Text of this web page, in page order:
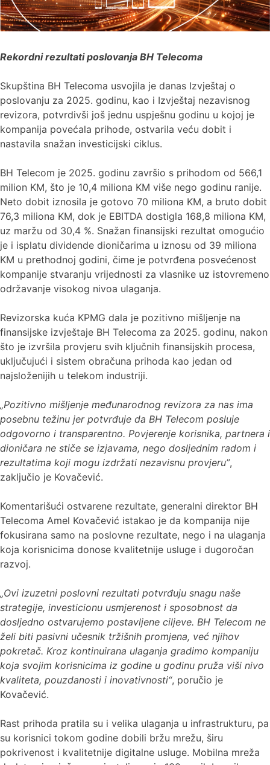
Rekordni rezultati poslovanja BH Telecoma
Skupština BH Telecoma usvojila je danas Izvještaj o
poslovanju za 2025. godinu, kao i Izvještaj nezavisnog
revizora, potvrdivši još jednu uspješnu godinu u kojoj je
kompanija povećala prihode, ostvarila veću dobit i
nastavila snažan investicijski ciklus.
BH Telecom je 2025. godinu završio s prihodom od 566,1
milion KM, što je 10,4 miliona KM više nego godinu ranije.
Neto dobit iznosila je gotovo 70 miliona KM, a bruto dobit
76,3 miliona KM, dok je EBITDA dostigla 168,8 miliona KM,
uz maržu od 30,4 %. Snažan finansijski rezultat omogućio
je i isplatu dividende dioničarima u iznosu od 39 miliona
KM u prethodnoj godini, čime je potvrđena posvećenost
kompanije stvaranju vrijednosti za vlasnike uz istovremeno
održavanje visokog nivoa ulaganja.
Revizorska kuća KPMG dala je pozitivno mišljenje na
finansijske izvještaje BH Telecoma za 2025. godinu, nakon
što je izvršila provjeru svih ključnih finansijskih procesa,
uključujući i sistem obračuna prihoda kao jedan od
najsloženijih u telekom industriji.
„Pozitivno mišljenje međunarodnog revizora za nas ima
posebnu težinu jer potvrđuje da BH Telecom posluje
odgovorno i transparentno. Povjerenje korisnika, partnera i
dioničara ne stiče se izjavama, nego dosljednim radom i
rezultatima koji mogu izdržati nezavisnu provjeru”,
zaključio je Kovačević.
Komentarišući ostvarene rezultate, generalni direktor BH
Telecoma Amel Kovačević istakao je da kompanija nije
fokusirana samo na poslovne rezultate, nego i na ulaganja
koja korisnicima donose kvalitetnije usluge i dugoročan
razvoj.
„Ovi izuzetni poslovni rezultati potvrđuju snagu naše
strategije, investicionu usmjerenost i sposobnost da
dosljedno ostvarujemo postavljene ciljeve. BH Telecom ne
želi biti pasivni učesnik tržišnih promjena, već njihov
pokretač. Kroz kontinuirana ulaganja gradimo kompaniju
koja svojim korisnicima iz godine u godinu pruža viši nivo
kvaliteta, pouzdanosti i inovativnosti“, poručio je
Kovačević.
Rast prihoda pratila su i velika ulaganja u infrastrukturu, pa
su korisnici tokom godine dobili bržu mrežu, širu
pokrivenost i kvalitetnije digitalne usluge. Mobilna mreža